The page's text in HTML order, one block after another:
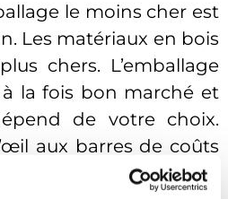
le moins cher est
Les matériaux en bois
chers. L’emballage
la fois bon marché et
de votre choix.
aux barres de coûts